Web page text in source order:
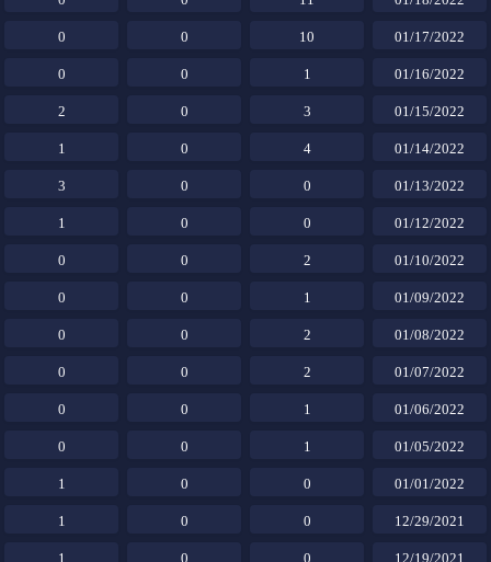
01/17/2022
10
0
0
01/16/2022
1
0
0
01/15/2022
3
0
2
01/14/2022
4
0
1
01/13/2022
0
0
3
01/12/2022
0
0
1
01/10/2022
2
0
0
01/09/2022
1
0
0
01/08/2022
2
0
0
01/07/2022
2
0
0
01/06/2022
1
0
0
01/05/2022
1
0
0
01/01/2022
0
0
1
12/29/2021
0
0
1